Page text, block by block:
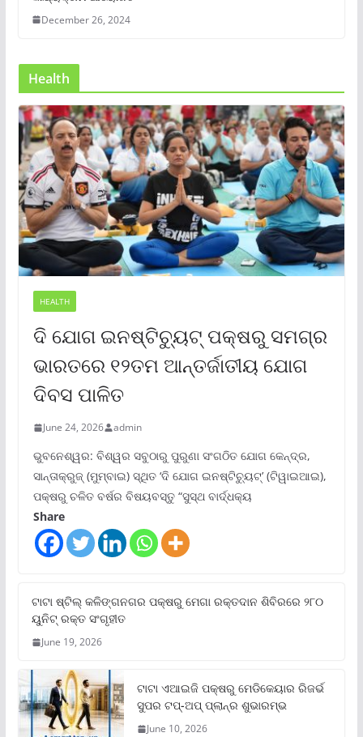
December 26, 2024
Health
HEALTH
ଦି ଯୋଗ ଇନଷ୍ଟିଚ୍ୟୁଟ୍ ପକ୍ଷରୁ ସମଗ୍ର
ଭାରତରେ ୧୨ତମ ଆନ୍ତର୍ଜାତୀୟ ଯୋଗ
ଦିବସ ପାଳିତ
June 24, 2026 admin
ଭୁବନେଶ୍ୱର: ବିଶ୍ୱର ସବୁଠାରୁ ପୁରୁଣା ସଂଗଠିତ ଯୋଗ କେନ୍ଦ୍ର,
ସାନ୍ତାକ୍ରୁଜ୍ (ମୁମ୍ବାଇ) ସ୍ଥିତ ‘ଦି ଯୋଗ ଇନଷ୍ଟିଚ୍ୟୁଟ୍‌’ (ଟିୱାଇଆଇ),
ପକ୍ଷରୁ ଚଳିତ ବର୍ଷର ବିଷୟବସ୍ତୁ “ସୁସ୍ଥ ବାର୍ଦ୍ଧକ୍ୟ
Share
ଟାଟା ଷ୍ଟିଲ୍‌ କଳିଙ୍ଗନଗର ପକ୍ଷରୁ ମେଗା ରକ୍ତଦାନ ଶିବିରରେ ୨୮୦
ୟୁନିଟ୍‌ ରକ୍ତ ସଂଗୃହୀତ
June 19, 2026
ଟାଟା ଏଆଇଜି ପକ୍ଷରୁ ମେଡିକେୟାର ରିଜର୍ଭ
ସୁପର ଟପ୍‌-ଅପ୍ ପ୍ଲାନ୍‌ର ଶୁଭାରମ୍ଭ
June 10, 2026